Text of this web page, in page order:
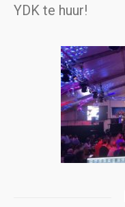
YDK te huur!